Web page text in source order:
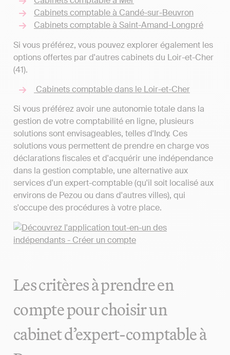
Cabinets comptable à Candé-sur-Beuvron
Cabinets comptable à Saint-Amand-Longpré
Si vous préférez, vous pouvez explorer également les
options offertes par d'autres cabinets du Loir-et-Cher
(41).
Cabinets comptable dans le Loir-et-Cher
Si vous préférez avoir une autonomie totale dans la
gestion de votre comptabilité en ligne, plusieurs
solutions sont envisageables, telles d'Indy. Ces
solutions vous permettent de prendre en charge vos
déclarations fiscales et d'acquérir une indépendance
dans la gestion comptable, une alternative aux
services d'un expert-comptable (qu'il soit localisé aux
environs de Pezou ou dans d'autres villes), qui
s'occupe des procédures à votre place.
Les critères à prendre en
compte pour choisir un
cabinet d’expert-comptable à